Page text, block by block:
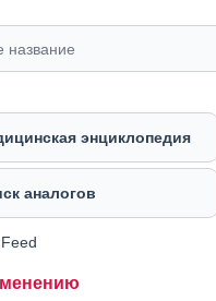
энциклопедия
аналогов